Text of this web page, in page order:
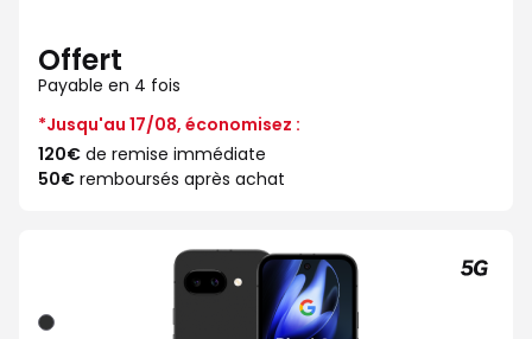
Offert
Payable en 4 fois
*Jusqu'au 17/08, économisez :
120€ de remise immédiate
50€ remboursés après achat
Noir
volcanique